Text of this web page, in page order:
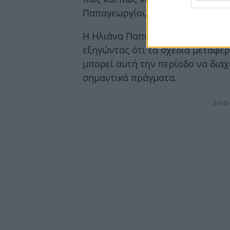
Παπαγεωργίου.
Η Ηλιάνα Παπαγεωργίου μίλησε
εξηγώντας ότι τα σχέδια
μπορεί αυτή την περίοδο να
σημαντικά πράγματα.